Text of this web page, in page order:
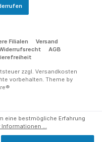
Filialen
Versand
AGB
zzgl. Versandkosten
vorbehalten. Theme by
eine bestmögliche Erfahrung
Informationen ...